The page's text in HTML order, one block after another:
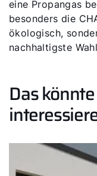
eine Propangas
besonders die
ökologisch,
nachhaltigste
Das